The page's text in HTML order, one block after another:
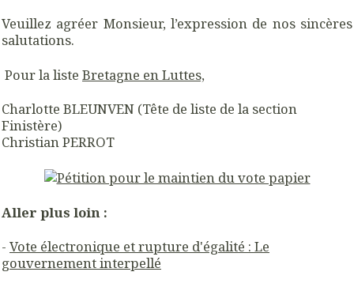
Veuillez agréer Monsieur, l’expression de nos sincères
salutations.
Pour la liste Bretagne en Luttes,
Charlotte BLEUNVEN (Tête de liste de la section
Finistère)
Christian PERROT
Aller plus loin :
- Vote électronique et rupture d'égalité : Le
gouvernement interpellé